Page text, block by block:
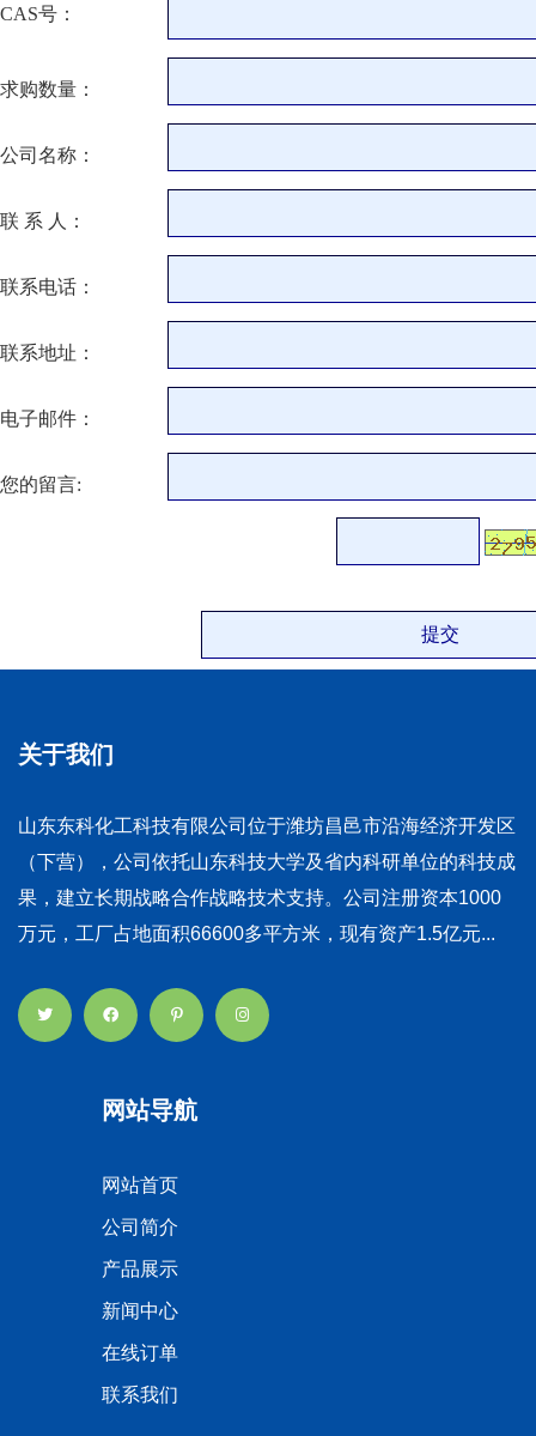
CAS号：
求购数量：
公司名称：
联 系 人：
联系电话：
联系地址：
电子邮件：
您的留言:
关于我们
山东东科化工科技有限公司位于潍坊昌邑市沿海经济开发区
（下营），公司依托山东科技大学及省内科研单位的科技成
果，建立长期战略合作战略技术支持。公司注册资本1000
万元，工厂占地面积66600多平方米，现有资产1.5亿元...
网站导航
网站首页
公司简介
产品展示
新闻中心
在线订单
联系我们